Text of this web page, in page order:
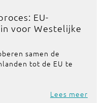
EU-
voor Westelijke
samen de
tot de EU te
Lees meer